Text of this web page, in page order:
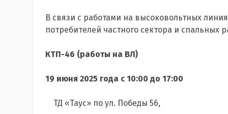
В связи с работами на высоковольтных
потребителей частного сектора и
КТП-46 (работы на ВЛ)
19 июня 2025 года с 10:00 до 17:00
ТД «Таус» по ул. Победы 56,